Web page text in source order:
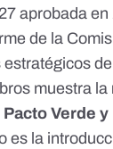
aprobada
de la
muestra la
Verde
es la